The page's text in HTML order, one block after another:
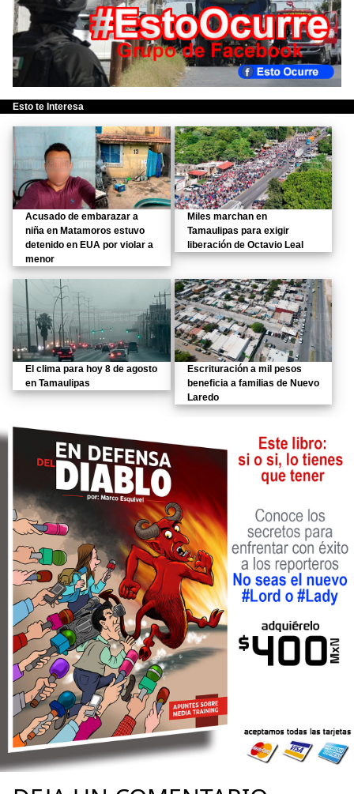
Esto te Interesa
Acusado de embarazar a
niña en Matamoros estuvo
detenido en EUA por violar a
menor
Miles marchan en
Tamaulipas para exigir
liberación de Octavio Leal
El clima para hoy 8 de agosto
en Tamaulipas
Escrituración a mil pesos
beneficia a familias de Nuevo
Laredo